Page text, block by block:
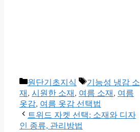
카
테
고
리
원단기초지식
태
그
기능성 냉감 소
재 , 시원한 소재 , 여름 소재 , 여름
옷감, 여름 옷감 선택법
트위드 자켓 선택: 소재와 디자
인 종류, 관리방법